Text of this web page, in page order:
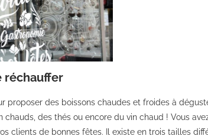
réchauffer
proposer des boissons chaudes et froides à
chauds, des thés ou encore du vin chaud ! Vous
clients de bonnes fêtes. Il existe en trois tailles